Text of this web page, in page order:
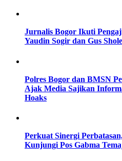
Jurnalis Bogor Ikuti
Yaudin Sogir dan Gus
Polres Bogor dan BMSN
Ajak Media Sajikan
Hoaks
Perkuat Sinergi
Kunjungi Pos Gabma